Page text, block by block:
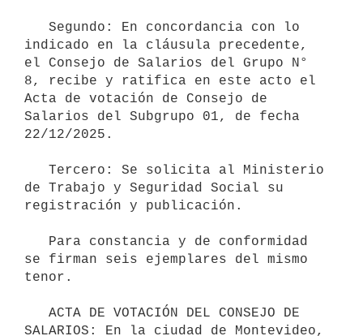
indicado en la cláusula precedente,
el Consejo de Salarios del Grupo N°
8, recibe y ratifica en este acto el
Acta de votación de Consejo de
Salarios del Subgrupo 01, de fecha
22/12/2025.
de Trabajo y Seguridad Social su
registración y publicación.
se firman seis ejemplares del mismo
tenor.
SALARIOS: En la ciudad de Montevideo,